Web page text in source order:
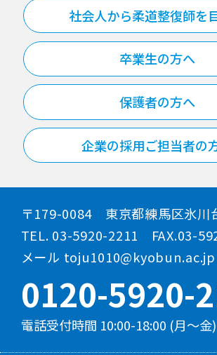
社会人から柔道整復師を
卒業生の方へ
保護者の方へ
企業の採用ご担当者の
〒179-0084 東京都練馬区氷川
TEL. 03-5920-2211 FAX.03-
メール toju1010@kyobun.ac.jp
0120-5920-
電話受付時間 10:00-18:00 (月～金)